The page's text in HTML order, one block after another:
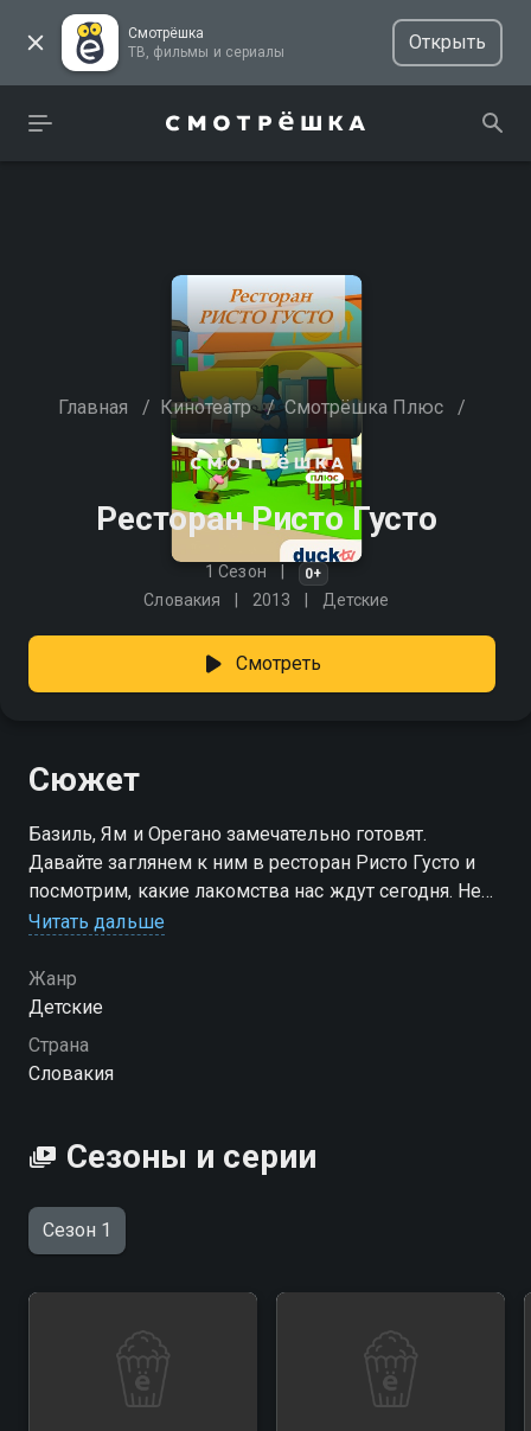
Смотрёшка
ТВ, фильмы и сериалы
Открыть
Главная / Кинотеатр / Смотрёшка Плюс /
Ресторан Ристо Густо
1 Сезон 0+
Словакия 2013 Детские
Смотреть
Сюжет
Базиль, Ям и Орегано замечательно готовят.
Давайте заглянем к ним в ресторан Ристо Густо и
посмотрим, какие лакомства нас ждут сегодня. Не
будет никаких сомнений в том, что полезно, а что
предлагают нам только самое лучшее.
Читать дальше
Жанр
Детские
Страна
Словакия
Сезоны и серии
Сезон 1